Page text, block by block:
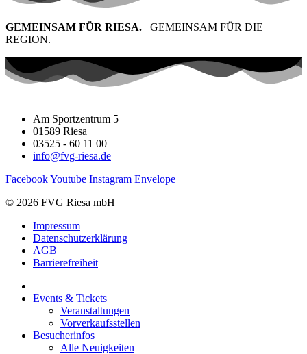
GEMEINSAM FÜR RIESA. GEMEINSAM FÜR DIE
REGION.
Am Sportzentrum 5
01589 Riesa
03525 - 60 11 00
info@fvg-riesa.de
FacebookYoutube Instagram Envelope
© 2026 FVG Riesa mbH
Impressum
Datenschutzerklärung
AGB
Barrierefreiheit
Events & Tickets
Veranstaltungen
Vorverkaufsstellen
Besucherinfos
Alle Neuigkeiten